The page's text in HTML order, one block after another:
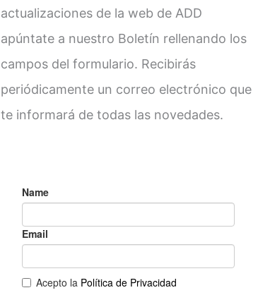
actualizaciones de la web de ADD
apúntate a nuestro Boletín rellenando los
campos del formulario. Recibirás
periódicamente un correo electrónico que
te informará de todas las novedades.